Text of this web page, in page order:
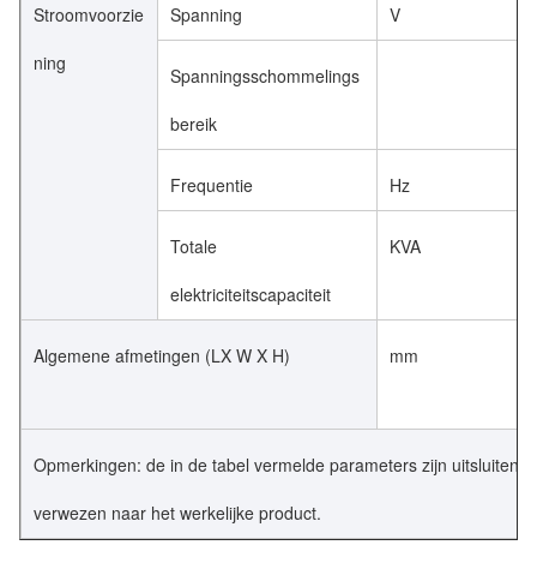
Stroomvoorzie
ning
Spanning V
Spanningsschommelings
bereik
Frequentie Hz
Totale
elektriciteitscapaciteit
KVA
Algemene afmetingen (LX W X H) mm
Opmerkingen: de in de tabel vermelde parameters zijn
verwezen naar het werkelijke product.